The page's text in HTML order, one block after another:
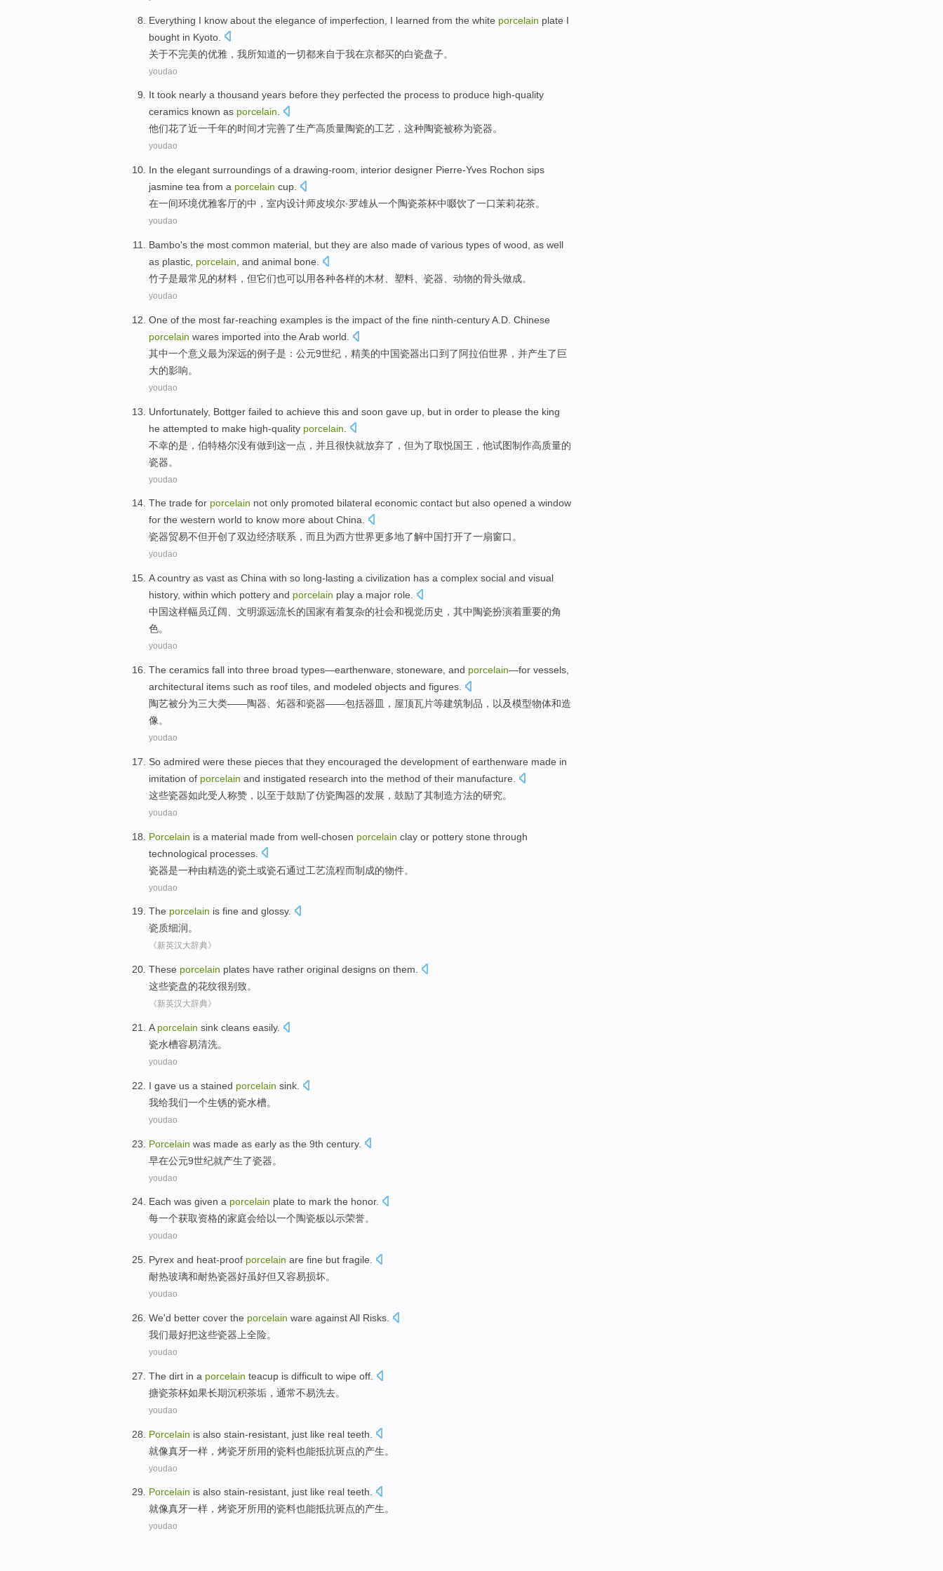
Everything I know about the elegance of imperfection I learned from the white porcelain plate I
bought in Kyoto
关于不完美的优雅 ， 我所知道的一切都来自于我在京都买的白瓷盘子。
youdao
It took nearly a thousand years before they perfected the process to produce high-quality
ceramics known as porcelain.
他们花了近一千年的时间才完善了生产高质量陶瓷的工艺 ，这种陶瓷被称为瓷器。
youdao
In the elegant surroundings of a drawing-room interior designer Pierre-Yves Rochon sips
jasmine tea from a porcelain cup
在一间环境优雅客厅的中， 室内设计师皮埃尔·罗雄从一个陶瓷茶杯中啜饮了一口茉莉花茶。
youdao
Bambo's the most common material but they are also made of various types of wood , as well
as plastic porcelain , and animal bone
竹子是最常见的材料 ， 但它们也可以 用各种各样的木材 塑料 瓷器 动物的骨头做成。
youdao
One of the most far-reaching examples is the impact of the fine ninth-century A.D. Chinese
porcelain wares imported into the Arab world
其中一个意义最为深远的例子是 ： 公元9世纪， 精美的中国瓷器出口到了 阿拉伯世界，并产生了巨
大的影响。
youdao
Unfortunately, Bottger failed to achieve this and soon gave up but in order to please the king
he attempted to make high-quality porcelain
不幸的是， 伯特格尔没有做到这一点， 并且很快就放弃了， 但为了取悦国王 ， 他试图制作高质量的
瓷器。
youdao
The trade for porcelain not only promoted bilateral economic contact but also opened a window
for the western world to know more about China.
瓷器贸易不但开创 了双边经济联系 ， 而且 为西方世界更多地了解中国打开了一扇窗口。
youdao
Acountry as vast as China with so long-lasting a civilization has a complex social and visual
history, within which pottery and porcelain play a major role
中国这样幅员辽阔 文明源远流长的国家有着复杂的社会和视觉历史 ， 其中 陶瓷扮演着重要的角
色。
youdao
The ceramics fall into three broad types—earthenware stoneware and porcelain—for vessels
architectural items such as roof tiles and modeled objects and figures
陶艺被分为三大类——陶器 炻器和瓷器——包括器皿 ， 屋顶瓦片等建筑制品 ， 以及模型物体和造
像。
youdao
So admired were these pieces that they encouraged the development of earthenware made in
imitation of porcelain and instigated research into the method of their manufacture
这些瓷器如此受人称赞，以至于鼓励了仿瓷陶器的发展 ，鼓励了其制造方法的研究。
youdao
Porcelain is a material made from well-chosen porcelain clay or pottery stone through
technological processes
瓷器是一种由精选的瓷土或瓷石通过工艺流程而制成的物件。
youdao
The porcelain is fine and glossy.
瓷质细润。
《新英汉大辞典》
These porcelain plates have rather original designs on them.
这些瓷盘的花纹很别致。
《新英汉大辞典》
A porcelain sink cleans easily.
瓷水槽容易清洗。
youdao
I gave us a stained porcelain sink
我给我们一个生锈的瓷水槽。
youdao
Porcelain was made as early as the 9th century.
早在公元9世纪就产生了瓷器。
youdao
Each was given a porcelain plate to mark the honor.
每一个获取资格的家庭会给以一个陶瓷板 以示荣誉。
youdao
Pyrex and heat-proof porcelain are fine but fragile
耐热玻璃和耐热瓷器好虽好但 又容易损坏。
youdao
We'd better cover the porcelain ware againstAll Risks
我们最好把这些瓷器 上全险。
youdao
The dirt in a porcelain teacup is difficult to wipe off.
搪瓷茶杯如果长期沉积茶垢 ， 通常不易洗去。
youdao
Porcelain is also stain-resistant just like real teeth
就像真牙一样， 烤瓷牙所用的瓷料也能抵抗斑点的产生。
youdao
Porcelain is also stain-resistant, just like real teeth.
就像真牙一样， 烤瓷牙所用的瓷料也能抵抗斑点的产生。
youdao